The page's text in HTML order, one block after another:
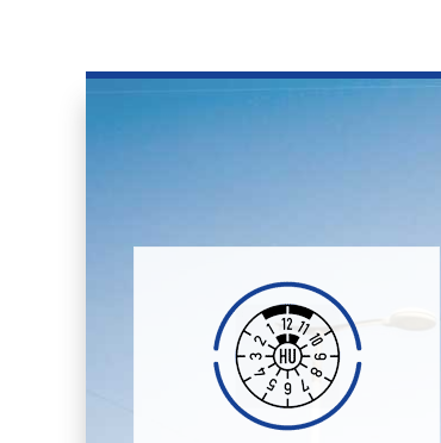
Wir kümmern uns für Sie
gerne um die komplette
Abwicklung der Haupt-, bzw
Abgasuntersuchung.